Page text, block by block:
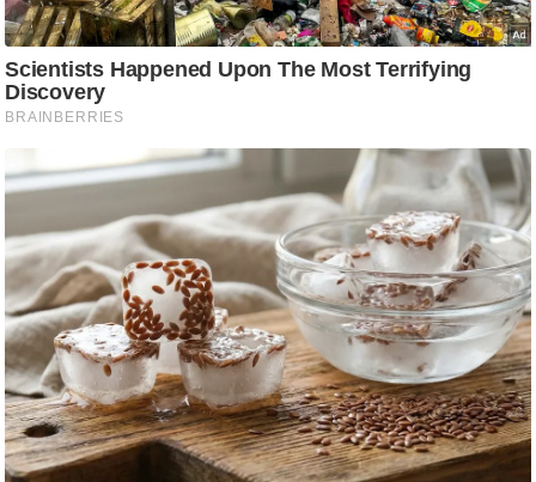
स
मी
क्षा
ध
र्म
ज्यो
ष
प्र
भु
म
हि
मा
/
ध